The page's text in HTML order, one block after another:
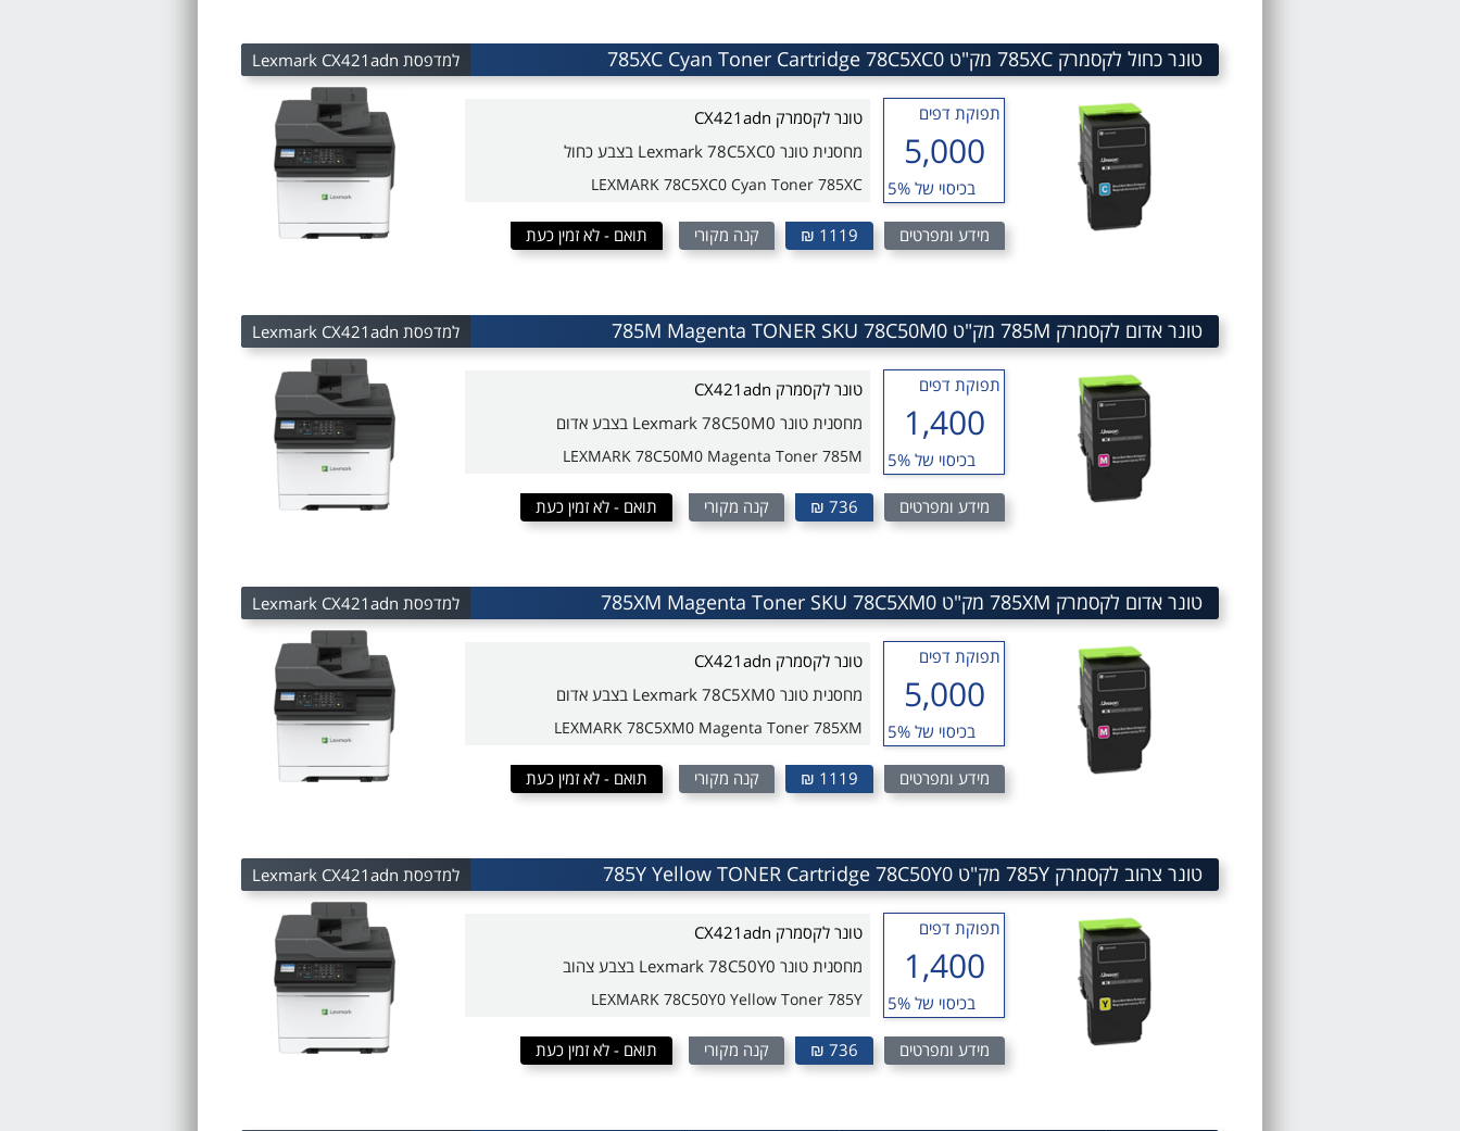
טונר כחול לקסמרק 785XC מק"ט 785XC Cyan Toner Cartridge 78C5XC0 למדפסת Lexmark CX421adn
תפוקת דפים
5,000
בכיסוי של 5%
טונר לקסמרק CX421adn
מחסנית טונר Lexmark 78C5XC0 בצבע כחול
LEXMARK 78C5XC0 Cyan Toner 785XC
מידע ומפרטים 1119 ₪ קנה מקורי תואם - לא זמין כעת
טונר אדום לקסמרק 785M מק"ט 785M Magenta TONER SKU 78C50M0 למדפסת Lexmark CX421adn
תפוקת דפים
1,400
בכיסוי של 5%
טונר לקסמרק CX421adn
מחסנית טונר Lexmark 78C50M0 בצבע אדום
LEXMARK 78C50M0 Magenta Toner 785M
מידע ומפרטים 736 ₪ קנה מקורי תואם - לא זמין כעת
טונר אדום לקסמרק 785XM מק"ט 785XM Magenta Toner SKU 78C5XM0 למדפסת Lexmark CX421adn
תפוקת דפים
5,000
בכיסוי של 5%
טונר לקסמרק CX421adn
מחסנית טונר Lexmark 78C5XM0 בצבע אדום
LEXMARK 78C5XM0 Magenta Toner 785XM
מידע ומפרטים 1119 ₪ קנה מקורי תואם - לא זמין כעת
טונר צהוב לקסמרק 785Y מק"ט 785Y Yellow TONER Cartridge 78C50Y0 למדפסת Lexmark CX421adn
תפוקת דפים
1,400
בכיסוי של 5%
טונר לקסמרק CX421adn
מחסנית טונר Lexmark 78C50Y0 בצבע צהוב
LEXMARK 78C50Y0 Yellow Toner 785Y
מידע ומפרטים 736 ₪ קנה מקורי תואם - לא זמין כעת